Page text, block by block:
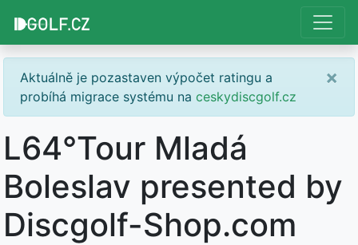
Aktuálně je pozastaven výpočet ratingu a
probíhá migrace systému na ceskydiscgolf.cz
×
L64°Tour Mladá
Boleslav presented by
Discgolf-Shop.com